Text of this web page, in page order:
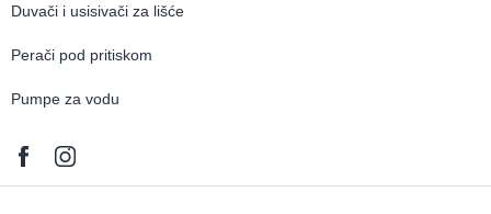
Duvači i usisivači za lišće
Perači pod pritiskom
Pumpe za vodu